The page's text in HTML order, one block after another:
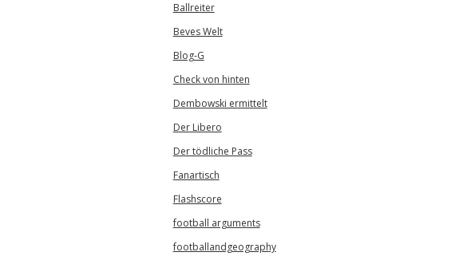
Ballreiter
Beves Welt
Blog-G
Check von hinten
Dembowski ermittelt
Der Libero
Der tödliche Pass
Fanartisch
Flashscore
football arguments
footballandgeography